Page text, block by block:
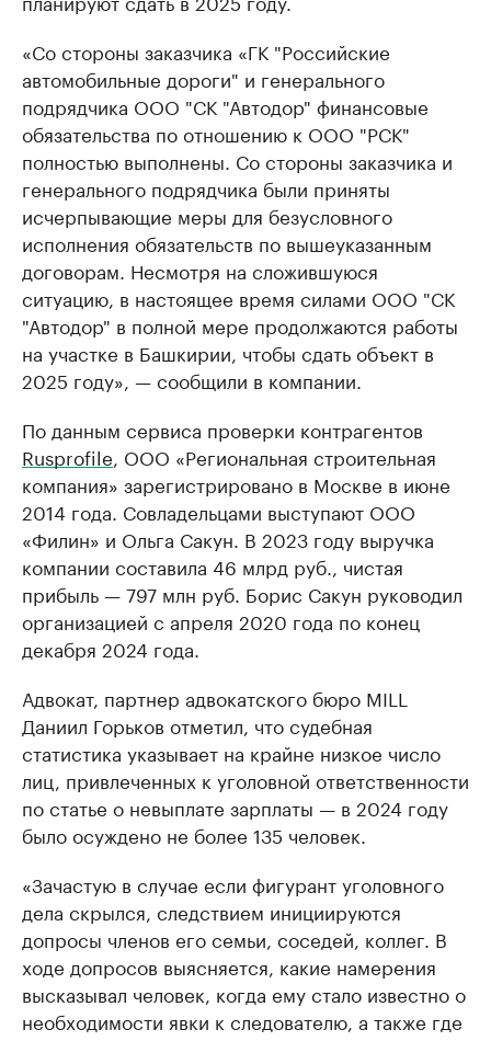
«Со стороны заказчика «ГК "Российские
автомобильные дороги" и генерального
подрядчика ООО "СК "Автодор" финансовые
обязательства по отношению к ООО "РСК"
полностью выполнены. Со стороны заказчика и
генерального подрядчика были приняты
исчерпывающие меры для безусловного
исполнения обязательств по вышеуказанным
договорам. Несмотря на сложившуюся
ситуацию, в настоящее время силами ООО "СК
"Автодор" в полной мере продолжаются работы
на участке в Башкирии, чтобы сдать объект в
2025 году», — сообщили в компании.
По данным сервиса проверки контрагентов
Rusprofile , ООО «Региональная строительная
компания» зарегистрировано в Москве в июне
2014 года. Совладельцами выступают ООО
«Филин» и Ольга Сакун. В 2023 году выручка
компании составила 46 млрд руб., чистая
прибыль — 797 млн руб. Борис Сакун руководил
организацией с апреля 2020 года по конец
декабря 2024 года.
Адвокат, партнер адвокатского бюро MILL
Даниил Горьков отметил, что судебная
статистика указывает на крайне низкое число
лиц, привлеченных к уголовной ответственности
по статье о невыплате зарплаты — в 2024 году
было осуждено не более 135 человек.
«Зачастую в случае если фигурант уголовного
дела скрылся, следствием инициируются
допросы членов его семьи, соседей, коллег. В
ходе допросов выясняется, какие намерения
высказывал человек, когда ему стало известно о
необходимости явки к следователю, а также где